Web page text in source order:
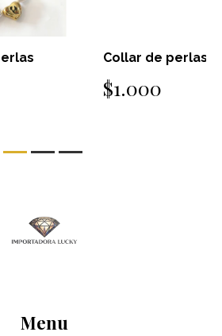
Collar de perlas
$1.000
Menu